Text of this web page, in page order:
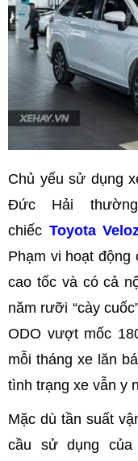
Chủ yếu sử dụng
Đức Hải
chiếc Toyota
Phạm vi hoạt
cao tốc và có cả
năm rưỡi “cày
ODO vượt mốc
mỗi tháng xe lăn
tình trạng xe vẫn y
Mặc dù tần suất
cầu sử dụng